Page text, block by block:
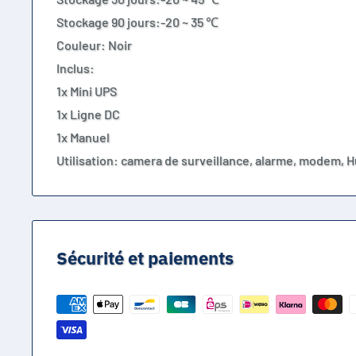
Stockage 90 jours:-20 ~ 35 ℃
Couleur: Noir
Inclus:
1x Mini UPS
1x Ligne DC
1x Manuel
Utilisation: camera de surveillance, alarme, modem,
Sécurité et paiements